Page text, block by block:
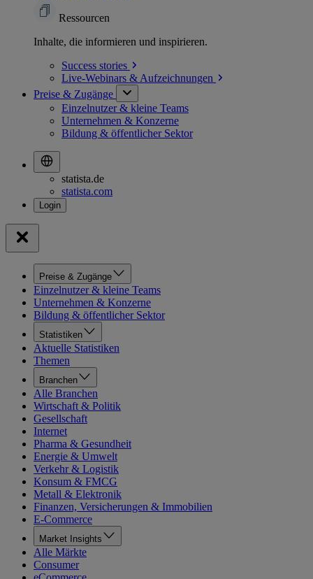
Ressourcen
Inhalte, die informieren und inspirieren.
Success stories
Live-Webinars & Aufzeichnungen
Preise & Zugänge
Einzelnutzer & kleine Teams
Unternehmen & Konzerne
Bildung & öffentlicher Sektor
statista.de
statista.com
Preise & Zugänge
Einzelnutzer & kleine Teams
Unternehmen & Konzerne
Bildung & öffentlicher Sektor
Statistiken
Aktuelle Statistiken
Themen
Branchen
Alle Branchen
Wirtschaft & Politik
Gesellschaft
Internet
Pharma & Gesundheit
Energie & Umwelt
Verkehr & Logistik
Konsum & FMCG
Metall & Elektronik
Finanzen, Versicherungen & Immobilien
E-Commerce
Market Insights
Alle Märkte
Consumer